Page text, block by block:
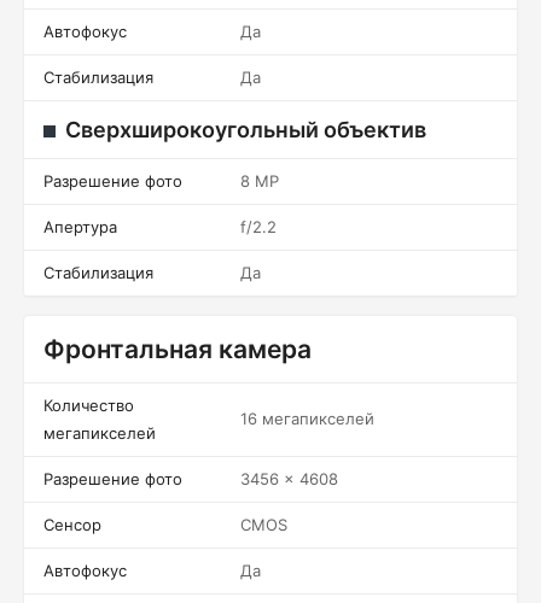
Автофокус Да
Стабилизация Да
Сверхширокоугольный объектив
Разрешение фото 8 MP
Апертура f/2.2
Стабилизация Да
Фронтальная камера
Количество
мегапикселей
16 мегапикселей
Разрешение фото 3456 x 4608
Сенсор CMOS
Автофокус Да